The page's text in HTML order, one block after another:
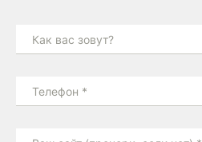
Как вас зовут?
Телефон *